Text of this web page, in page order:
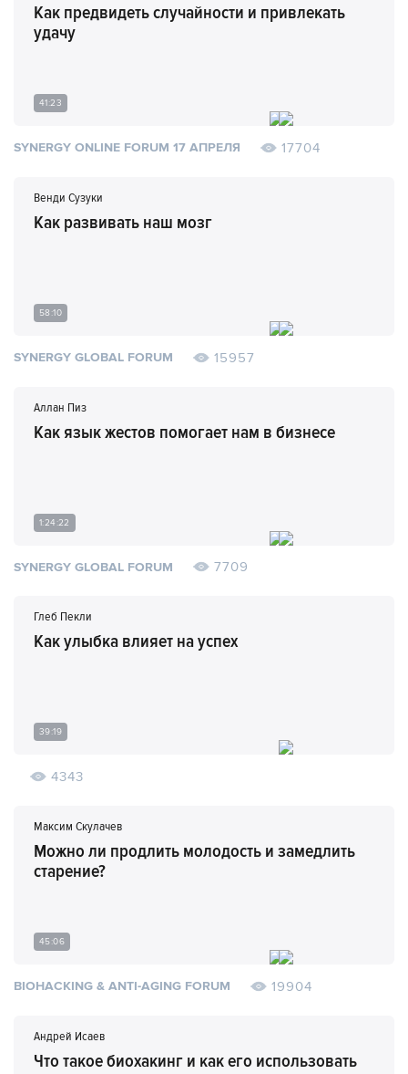
Как предвидеть случайности и привлекать
удачу
41:23
SYNERGY ONLINE FORUM 17 АПРЕЛЯ 17704
Венди Сузуки
Как развивать наш мозг
58:10
SYNERGY GLOBAL FORUM 15957
Аллан Пиз
Как язык жестов помогает нам в бизнесе
1:24:22
SYNERGY GLOBAL FORUM 7709
Глеб Пекли
Как улыбка влияет на успех
39:19
4343
Максим Скулачев
Можно ли продлить молодость и замедлить
старение?
45:06
BIOHACKING & ANTI-AGING FORUM 19904
Андрей Исаев
Что такое биохакинг и как его использовать